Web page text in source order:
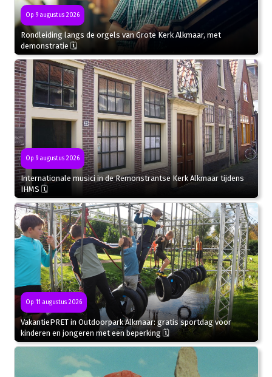
Op 9 augustus 2026
Rondleiding langs de orgels van Grote Kerk Alkmaar, met
demonstratie 🗓
Op 9 augustus 2026
Internationale musici in de Remonstrantse Kerk Alkmaar tijdens
IHMS 🗓
Op 11 augustus 2026
VakantiePRET in Outdoorpark Alkmaar: gratis sportdag voor
kinderen en jongeren met een beperking 🗓